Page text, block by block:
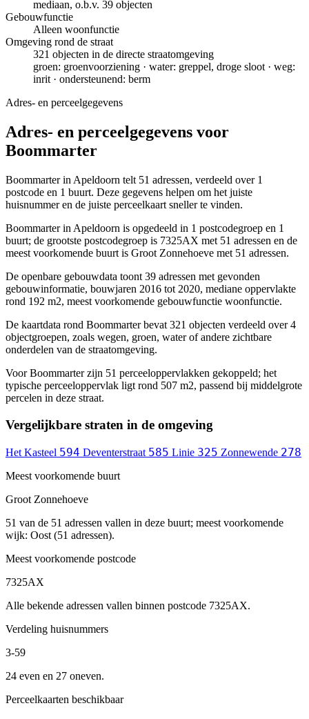
mediaan, o.b.v. 39 objecten
Gebouwfunctie
Alleen woonfunctie
Omgeving rond de straat
321 objecten in de directe straatomgeving
groen: groenvoorziening · water: greppel, droge sloot · weg:
inrit · ondersteunend: berm
Adres- en perceelgegevens
Adres- en perceelgegevens voor
Boommarter
Boommarter in Apeldoorn telt 51 adressen, verdeeld over 1
postcode en 1 buurt. Deze gegevens helpen om het juiste
huisnummer en de juiste perceelkaart sneller te vinden.
Boommarter in Apeldoorn is opgedeeld in 1 postcodegroep en 1
buurt; de grootste postcodegroep is 7325AX met 51 adressen en de
meest voorkomende buurt is Groot Zonnehoeve met 51 adressen.
De openbare gebouwdata toont 39 adressen met gevonden
gebouwinformatie, bouwjaren 2016 tot 2020, mediane oppervlakte
rond 192 m2, meest voorkomende gebouwfunctie woonfunctie.
De kaartdata rond Boommarter bevat 321 objecten verdeeld over 4
objectgroepen, zoals wegen, groen, water of andere zichtbare
onderdelen van de straatomgeving.
Voor Boommarter zijn 51 perceeloppervlakken gekoppeld; het
typische perceeloppervlak ligt rond 507 m2, passend bij middelgrote
percelen in deze straat.
Vergelijkbare straten in de omgeving
Het Kasteel 594 Deventerstraat 585 Linie 325 Zonnewende 278
Meest voorkomende buurt
Groot Zonnehoeve
51 van de 51 adressen vallen in deze buurt; meest voorkomende
wijk: Oost (51 adressen).
Meest voorkomende postcode
7325AX
Alle bekende adressen vallen binnen postcode 7325AX.
Verdeling huisnummers
3-59
24 even en 27 oneven.
Perceelkaarten beschikbaar